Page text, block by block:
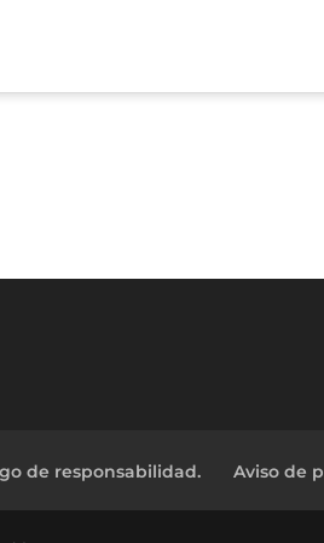
de responsabilidad. Aviso de